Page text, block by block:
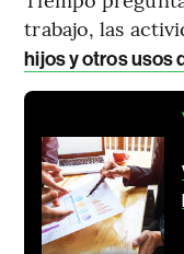
trabajo, las
hijos y otros usos